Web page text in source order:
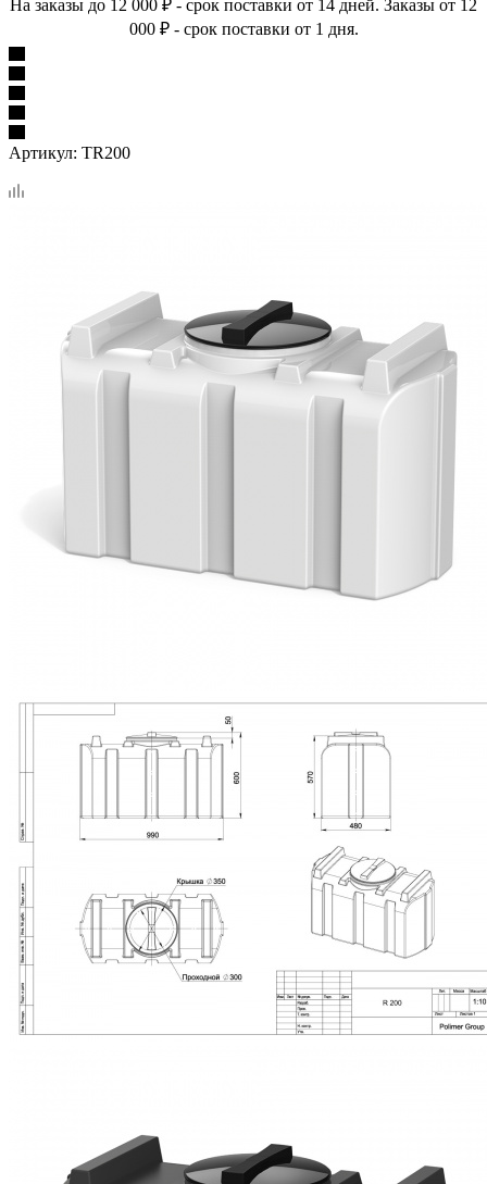
На заказы до 12 000 ₽ - срок поставки от 14 дней. Заказы от 12
000 ₽ - срок поставки от 1 дня.
Артикул: TR200